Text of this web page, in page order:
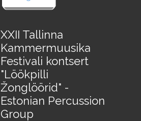
XXII Tallinna
Kammermuusika
Festivali kontsert
"Löökpilli
Žonglöörid" -
Estonian Percussion
Group